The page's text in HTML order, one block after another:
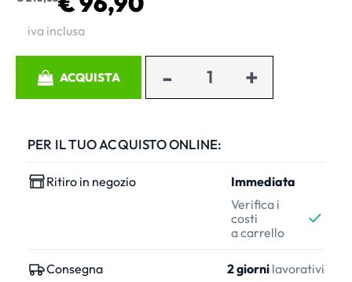
iva inclusa
ACQUISTA
PER IL TUO ACQUISTO ONLINE:
Ritiro in negozio
Immediata
Verifica i
costi
a carrello
Consegna 2 giorni lavorativi